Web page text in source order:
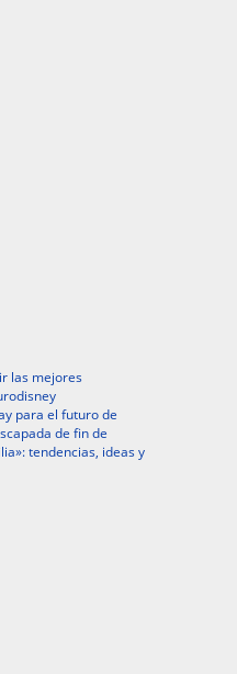
las mejores
para el futuro de
de fin de
tendencias, ideas y